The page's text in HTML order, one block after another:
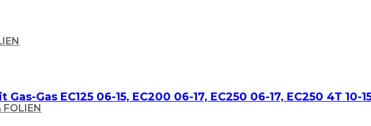
FOLIEN
Gas EC125 06-15, EC200 06-17, EC250 06-17, EC250 4T 10-